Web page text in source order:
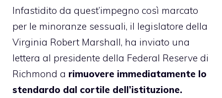
Infastidito da quest’impegno così marcato
per le minoranze sessuali, il legislatore della
Virginia Robert Marshall, ha inviato una
lettera al presidente della Federal Reserve di
Richmond a rimuovere immediatamente lo
stendardo dal cortile dell’istituzione.